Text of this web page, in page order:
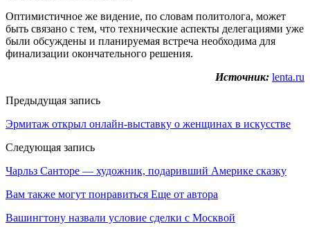
Оптимистичное же видение, по словам политолога, может
быть связано с тем, что технические аспекты делегациями уже
были обсуждены и планируемая встреча необходима для
финализации окончательного решения.
Источник: lenta.ru
Предыдущая запись
Эрмитаж открыл онлайн-выставку о женщинах в искусстве
Следующая запись
Чарльз Санторе — художник, подаривший Америке сказку
Вам также могут понравиться Еще от автора
Вашингтону назвали условие сделки с Москвой